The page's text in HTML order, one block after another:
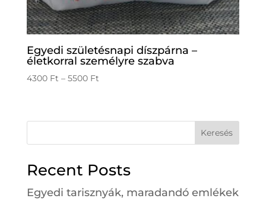
Egyedi születésnapi díszpárna –
életkorral személyre szabva
4300 Ft – 5500 FtÁrtartomány:
5500 Ft
Keresés
Recent Posts
Egyedi tarisznyák, maradandó emlékek